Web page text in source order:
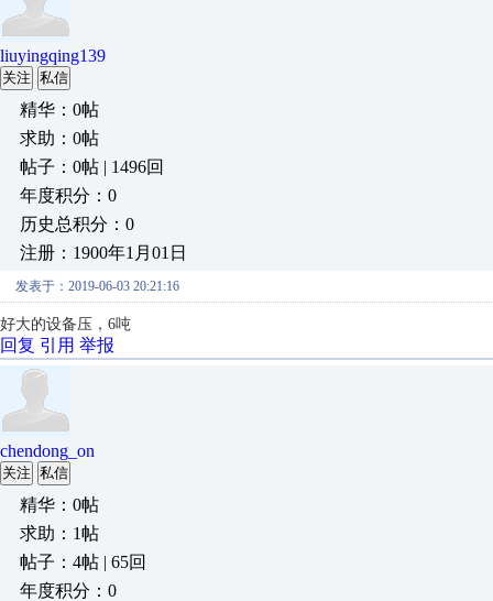
liuyingqing139
关注 私信
精华：0帖
求助：0帖
帖子：0帖 | 1496回
年度积分：0
历史总积分：0
注册：1900年1月01日
发表于：2019-06-03 20:21:16
好大的设备压，6吨
回复 引用 举报
chendong_on
关注 私信
精华：0帖
求助：1帖
帖子：4帖 | 65回
年度积分：0